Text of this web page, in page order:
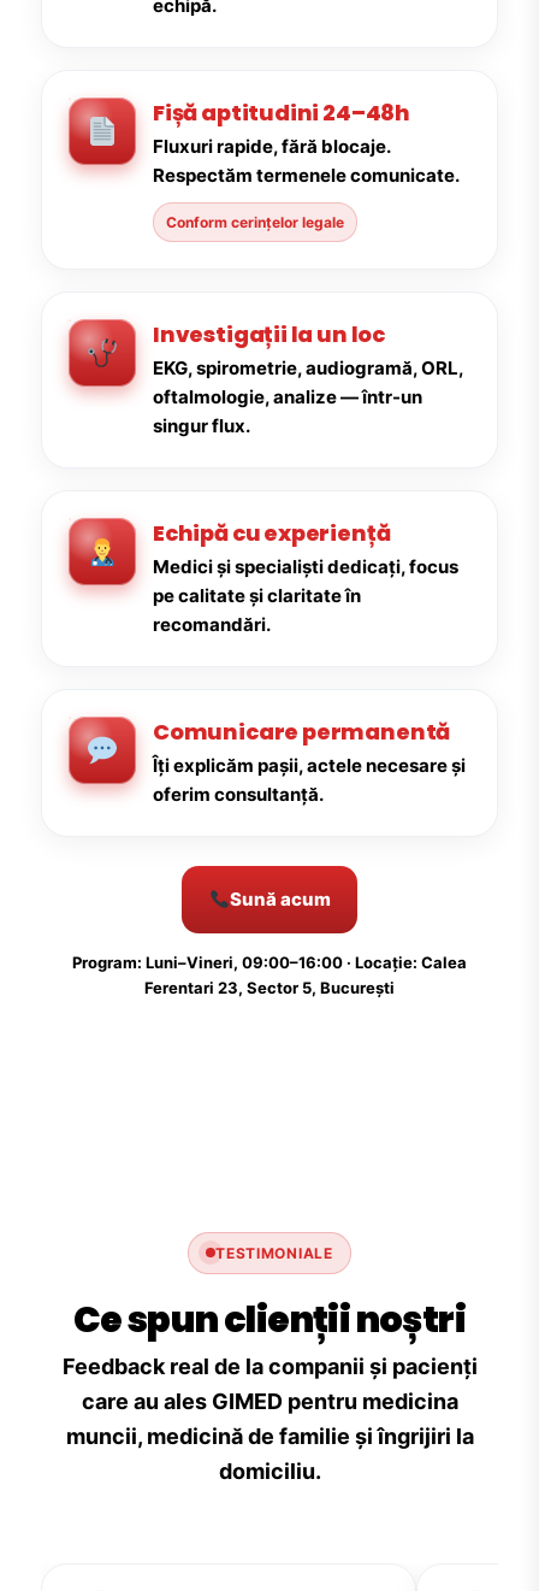
echipă.
Fișă aptitudini 24–48h
Fluxuri rapide, fără blocaje.
Respectăm termenele comunicate.
Conform cerințelor legale
Investigații la un loc
EKG, spirometrie, audiogramă, ORL,
oftalmologie, analize — într-un
singur flux.
Echipă cu experiență
Medici și specialiști dedicați, focus
pe calitate și claritate în
recomandări.
Comunicare permanentă
Îți explicăm pașii, actele necesare și
oferim consultanță.
Sună acum
Program: Luni–Vineri, 09:00–16:00 · Locație: Calea
Ferentari 23, Sector 5, București
TESTIMONIALE
Ce spun clienții noștri
Feedback real de la companii și pacienți
care au ales GIMED pentru medicina
muncii, medicină de familie și îngrijiri la
domiciliu.